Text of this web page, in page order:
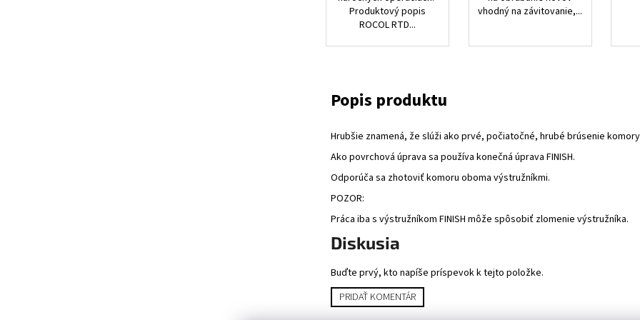
Produktový popis
ROCOL RTD...
vhodný na závitovanie,...
Hrubšie znamená, že slúži ako prvé, počiatočné, hrubé brúsenie
Ako povrchová úprava sa používa konečná úprava FINISH.
Odporúča sa zhotoviť komoru oboma výstružníkmi.
POZOR:
Práca iba s výstružníkom FINISH môže spôsobiť zlomenie výstružníka.
Diskusia
Buďte prvý, kto napíše príspevok k tejto položke.
PRIDAŤ KOMENTÁR